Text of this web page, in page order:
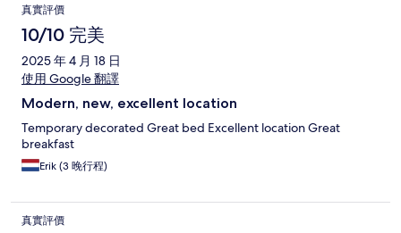
真實評價
10/10 完美
2025 年 4 月 18 日
使用 Google 翻譯
Modern, new, excellent location
Temporary decorated Great bed Excellent location Great
breakfast
Erik (3 晚行程)
真實評價